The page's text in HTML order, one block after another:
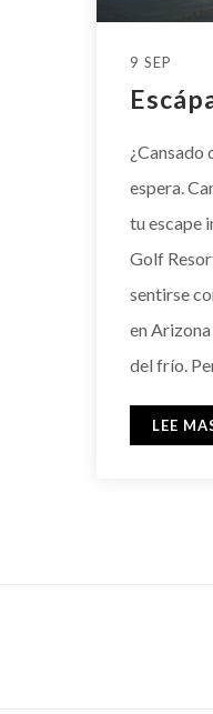
9 SEP
¿Cansado
espera.
tu escape
Golf
sentirse
en
del frío.
LEE